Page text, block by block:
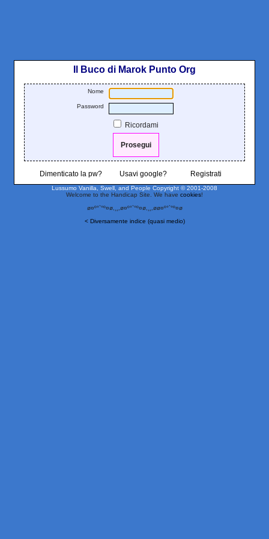
Il Buco di Marok Punto Org
Nome
Password
Ricordami
Dimenticato la pw? Usavi google? Registrati
Lussumo Vanilla, Swell, and People Copyright © 2001-2008
Welcome to the Handicap Site. We have cookies!
ø¤º°`°º¤ø,¸¸,ø¤º°`°º¤ø,¸¸,øø¤º°`°º¤ø
< Diversamente indice (quasi medio)